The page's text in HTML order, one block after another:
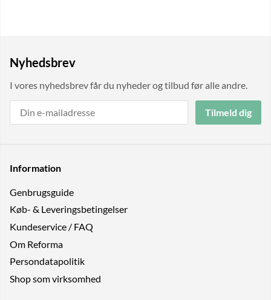
Nyhedsbrev
I vores nyhedsbrev får du nyheder og tilbud før alle andre.
Tilmeld dig
Information
Genbrugs­guide
Køb- & Leveringsbetingelser
Kundeservice / FAQ
Om Reforma
Persondatapolitik
Shop som virksomhed